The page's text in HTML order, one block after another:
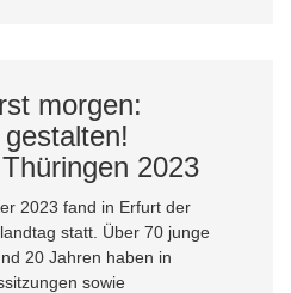
morgen:
2023
2023 fand in Erfurt der
statt. Über 70 junge
20 Jahren haben in
sowie